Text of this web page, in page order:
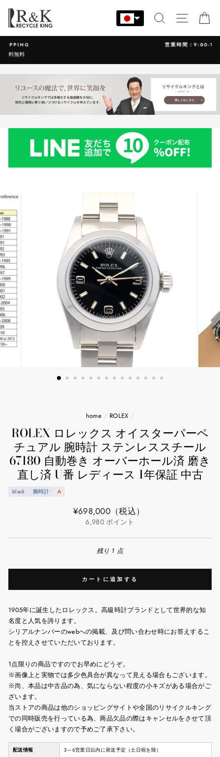
ン
す
検索 サイト
home / ROLEX /
ROLEX ロレックス オイスターパーペ
チュアル 腕時計 ステンレススチール
67180 自動巻き オーバーホール済 磨き
直し済 U番 レディース 1年保証 中古
black 腕時計 A
通
¥698,000 （税込）
6,980 ポイント
残り 1 点
カートに追加する
1905年に誕生したロレックス。高級時計ブランドとして世界的な知
名度と人気を誇ります。
シリアルナンバーのwebへの掲載、及び問い合わせ時にお答えするこ
とを控えさせていただいております。
1点限りの商品ですのでお早めにどうぞ。
※画像上と実物では多少色具合が異なって見える場合もございます。
※尚、本品は中古品の為、気にならない程度の小キズがある場合がご
ざいます。
当ストアの商品は他のショッピングサイトや全国のリサイクルキング
での同時販売を行っている為、商品欠品の際はキャンセルをさせて頂
く場合がございますので予めご了承下さい。
配送情報 3～6営業日以内に発送予定（土日祝を除）